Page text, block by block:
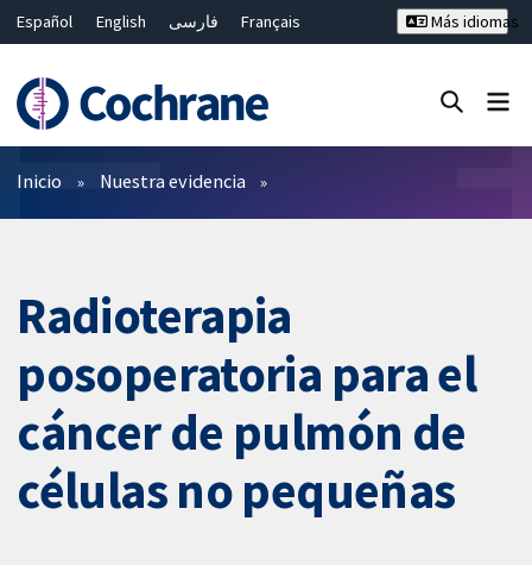
Español English فارسی
Français
Bahasa Malaysia
ไทย 繁體中文
Más idiomas
Filtros
Inicio Nuestra evidencia
Radioterapia
posoperatoria para el
cáncer de pulmón de
células no pequeñas